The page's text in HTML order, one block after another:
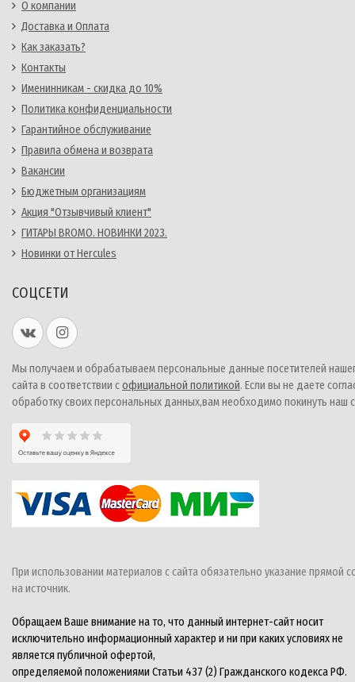
О компании
Доставка и Оплата
Как заказать?
Контакты
Именинникам - скидка до 10%
Политика конфиденциальности
Гарантийное обслуживание
Правила обмена и возврата
Вакансии
Бюджетным организациям
Акция "Отзывчивый клиент"
ГИТАРЫ BROMO. НОВИНКИ 2023.
Новинки от Hercules
СОЦСЕТИ
Мы получаем и обрабатываем персональные данные посетителей
сайта в соответствии софициальной политикой. Если вы не даете
обработку своих персональных данных,вам необходимо покинуть наш
При использовании материалов с сайта обязательно указание прямой
на источник.
Обращаем Ваше внимание на то, что данный интернет-сайт носит
исключительно информационный характер и ни при каких условиях не
является публичной офертой,
определяемой положениями Статьи 437 (2) Гражданского кодекса РФ.